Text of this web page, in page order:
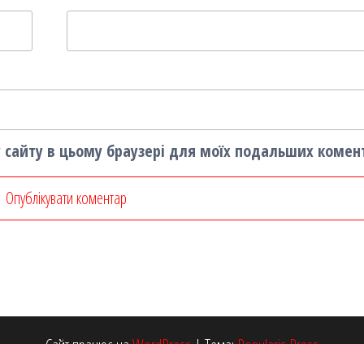
в цьому браузері для моїх подальших